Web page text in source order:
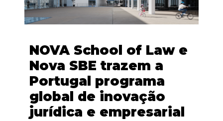
NOVA School of Law e
Nova SBE trazem a
Portugal programa
global de inovação
jurídica e empresarial